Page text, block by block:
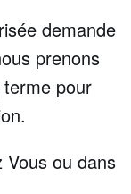
demande
prenons
pour
ou dans